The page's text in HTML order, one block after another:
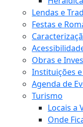
Lendas e
Festas e
Obras e
Instituições
Agenda de
Turismo
Locais a
Onde